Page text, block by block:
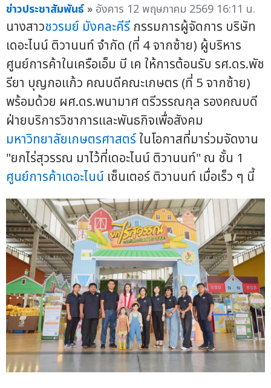
ข่าวประชาสัมพันธ์ » อังคาร 12 พฤษภาคม 2569 16:11 น.
นางสาวชวรมย์ มังคละคีรี กรรมการผู้จัดการ บริษัท
เดอะไนน์ ติวานนท์ จำกัด (ที่ 4 จากซ้าย) ผู้บริหาร
ศูนย์การค้าในเครือเอ็ม บี เค ให้การต้อนรับ รศ.ดร.พัช
รียา บุญกอแก้ว คณบดีคณะเกษตร (ที่ 5 จากซ้าย)
พร้อมด้วย ผศ.ดร.พนามาศ ตรีวรรณกุล รองคณบดี
ฝ่ายบริการวิชาการและพันธกิจเพื่อสังคม
มหาวิทยาลัยเกษตรศาสตร์ในโอกาสที่มาร่วมจัดงาน
"ยกไร่สุวรรณ มาไว้ที่เดอะไนน์ ติวานนท์" ณ ชั้น 1
ศูนย์การค้าเดอะไนน์ เซ็นเตอร์ ติวานนท์ เมื่อเร็ว ๆ นี้